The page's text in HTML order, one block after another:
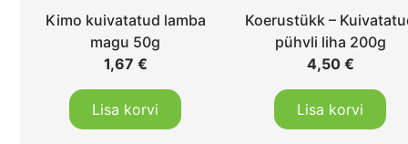
Kimo kuivatatud lamba
magu 50g
1,67 €
Lisa korvi
Koerustükk –
pühvli liha 200g
4,50 €
Lisa korvi